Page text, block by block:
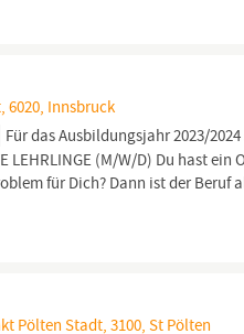
6020, Innsbruck
Für das Ausbildungsjahr 2023/
LEHRLINGE (M/W/D) Du hast
für Dich? Dann ist der
Pölten Stadt, 3100, St Pölten